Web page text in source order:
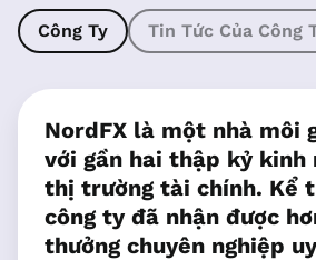
Công Ty Tin Tức Của Công
NordFX là một nhà môi
với gần hai thập kỷ kinh
thị trường tài chính. Kể
công ty đã nhận được
thưởng chuyên nghiệp